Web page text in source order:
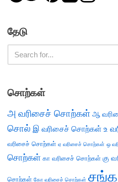
தேடு
சொற்கள்
அ வரிசைச் சொற்கள் ஆ
சொல் இ வரிசைச் சொற்கள் உ
வரிசைச் சொற்கள் ஏ வரிசைச் சொற்கள் ஒ
சொற்கள் கா வரிசைச் சொற்கள் கு
சொற்கள் கோ வரிசைச் சொற்கள்